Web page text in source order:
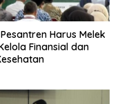
Pesantren Harus Melek
Finansial dan